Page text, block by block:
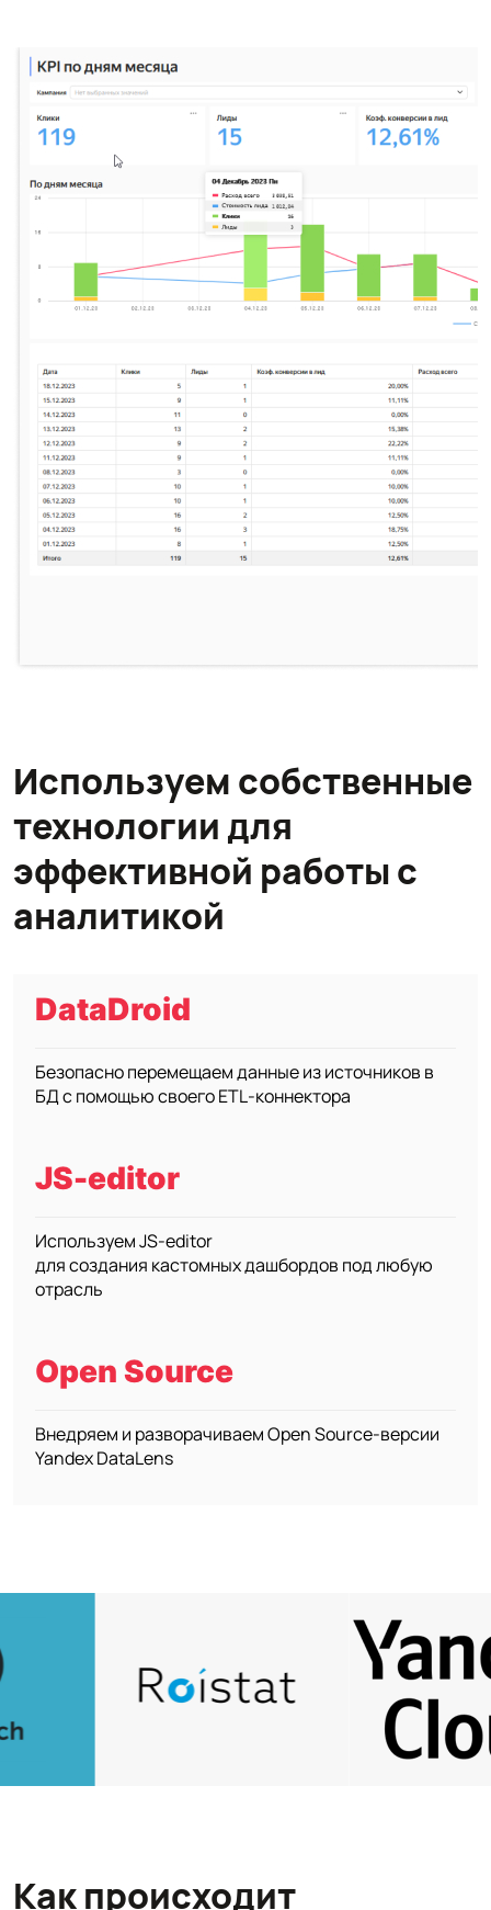
Используем собственные
технологии для
эффективной работы с
аналитикой
DataDroid
Безопасно перемещаем данные из источников в
БД с помощью своего ETL‑коннектора
JS-editor
Используем JS-editor
для создания кастомных дашбордов под любую
отрасль
Open Source
Внедряем и разворачиваем Open Source‑версии
Yandex DataLens
Как происходит